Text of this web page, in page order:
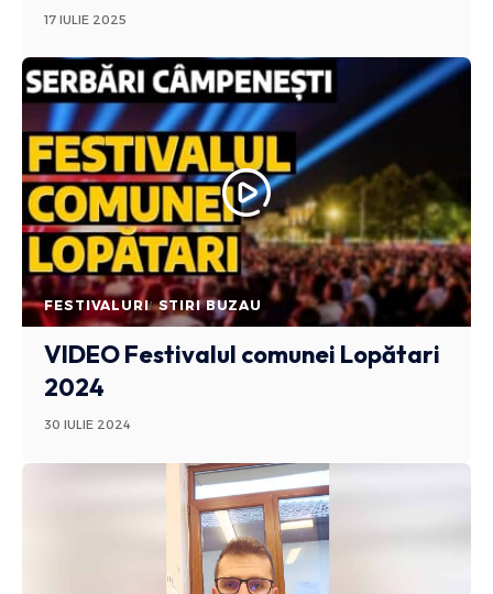
17 IULIE 2025
FESTIVALURI STIRI BUZAU
VIDEO Festivalul comunei Lopătari
2024
30 IULIE 2024